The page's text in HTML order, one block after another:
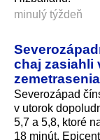
minulý týždeň
chaj zasiahli
Severozápad
v utorok
5,7 a 5,8, ktoré
18 minút.